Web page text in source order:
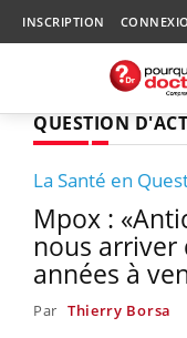
INSCRIPTION
QUESTION
La Santé en
Mpox :
nous arriver
années à
Par Thierry Borsa